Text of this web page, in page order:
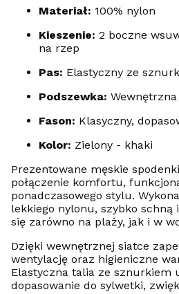
Materiał: 100% nylon
Kieszenie: 2 boczne
na rzep
Pas: Elastyczny ze
Podszewka:
Fason: Klasyczny,
Kolor: Zielony - khaki
Prezentowane męskie
połączenie komfortu,
ponadczasowego stylu.
lekkiego nylonu, szybko schną
się zarówno na plaży, jak i w
Dzięki wewnętrznej siatce
wentylację oraz higieniczne
Elastyczna talia ze sznurkiem
dopasowanie do sylwetki,